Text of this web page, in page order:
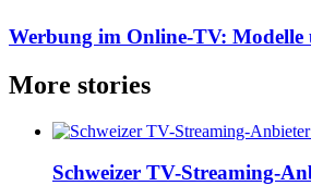
Werbung im Online-TV:
More stories
Schweizer TV-Streaming-